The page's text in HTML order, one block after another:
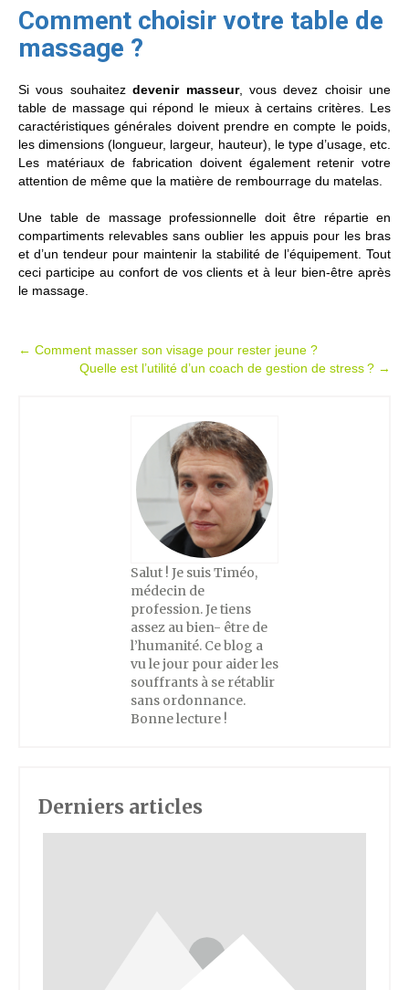
Comment choisir votre table de
massage ?
Si vous souhaitezdevenir masseur, vous devez choisir une
table de massage qui répond le mieux à certains critères. Les
caractéristiques générales doivent prendre en compte le poids,
les dimensions (longueur, largeur, hauteur), le type d’usage, etc.
Les matériaux de fabrication doivent également retenir votre
attention de même que la matière de rembourrage du matelas.
Une table de massage professionnelle doit être répartie en
compartiments relevables sans oublier les appuis pour les bras
et d’un tendeur pour maintenir la stabilité de l’équipement. Tout
ceci participe au confort de vos clients et à leur bien-être après
le massage.
Post
navigation
← Comment masser son visage pour rester jeune ?
Quelle est l’utilité d’un coach de gestion de stress ? →
Salut ! Je suis Timéo,
médecin de
profession. Je tiens
assez au bien- être de
l’humanité. Ce blog a
vu le jour pour aider les
souffrants à se rétablir
sans ordonnance.
Bonne lecture !
Derniers articles